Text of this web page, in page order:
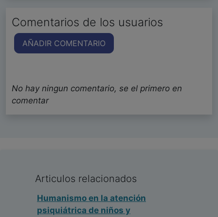
Comentarios de los usuarios
AÑADIR COMENTARIO
No hay ningun comentario, se el primero en
comentar
Articulos relacionados
Humanismo en la atención
psiquiátrica de niños y